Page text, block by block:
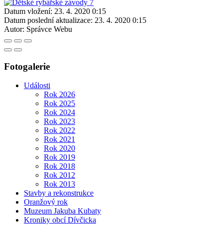
Datum vložení: 23. 4. 2020 0:15
Datum poslední aktualizace: 23. 4. 2020 0:15
Autor: Správce Webu
Fotogalerie
Události
Rok 2026
Rok 2025
Rok 2024
Rok 2023
Rok 2022
Rok 2021
Rok 2020
Rok 2019
Rok 2018
Rok 2012
Rok 2013
Stavby a rekonstrukce
Oranžový rok
Muzeum Jakuba Kubaty
Kroniky obcí Dívčicka